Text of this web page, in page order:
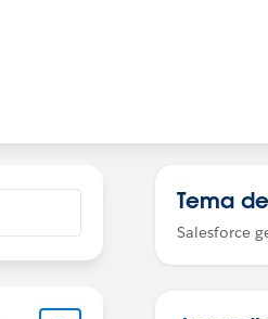
Tema
Salesforce